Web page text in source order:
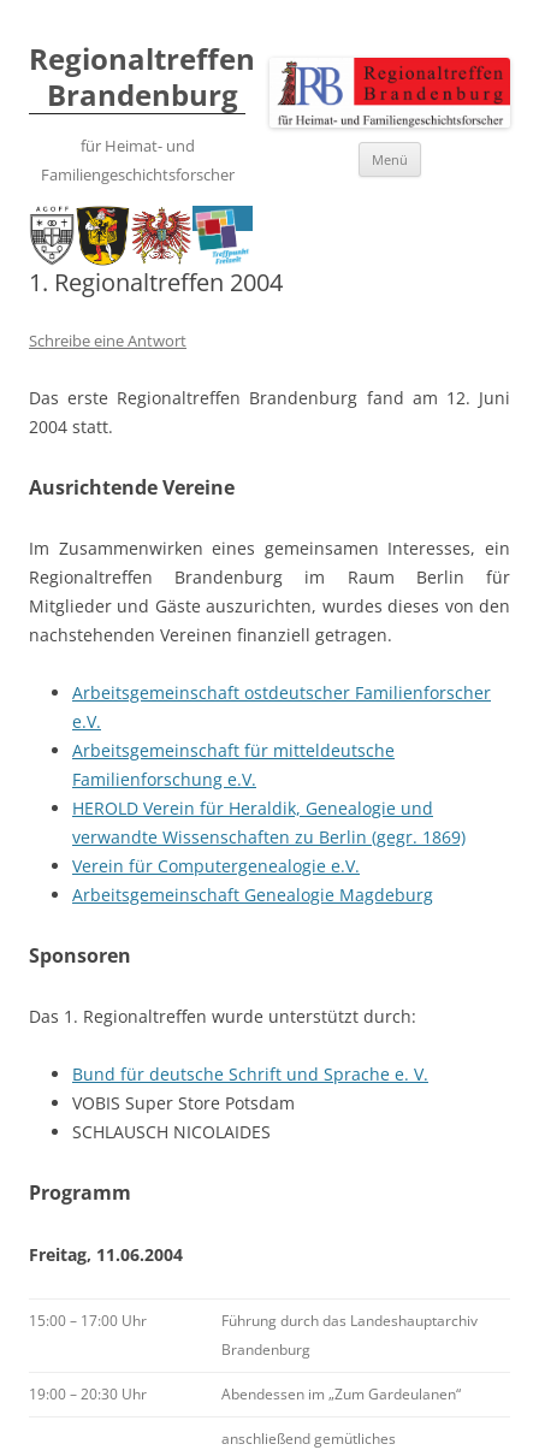
Regionaltreffen
Brandenburg
für Heimat- und
Familiengeschichtsforscher
Menü
1. Regionaltreffen 2004
Schreibe eine Antwort
Das erste Regionaltreffen Brandenburg fand am 12. Juni
2004 statt.
Ausrichtende Vereine
Im Zusammenwirken eines gemeinsamen Interesses, ein
Regionaltreffen Brandenburg im Raum Berlin für
Mitglieder und Gäste auszurichten, wurdes dieses von den
nachstehenden Vereinen finanziell getragen.
Arbeitsgemeinschaft ostdeutscher Familienforscher
e.V.
Arbeitsgemeinschaft für mitteldeutsche
Familienforschung e.V.
HEROLD Verein für Heraldik, Genealogie und
verwandte Wissenschaften zu Berlin (gegr. 1869)
Verein für Computergenealogie e.V.
Arbeitsgemeinschaft Genealogie Magdeburg
Sponsoren
Das 1. Regionaltreffen wurde unterstützt durch:
Bund für deutsche Schrift und Sprache e. V.
VOBIS Super Store Potsdam
SCHLAUSCH NICOLAIDES
Programm
Freitag, 11.06.2004
15:00 – 17:00 Uhr
Führung durch das Landeshauptarchiv
Brandenburg
19:00 – 20:30 Uhr Abendessen im „Zum Gardeulanen“
anschließend gemütliches